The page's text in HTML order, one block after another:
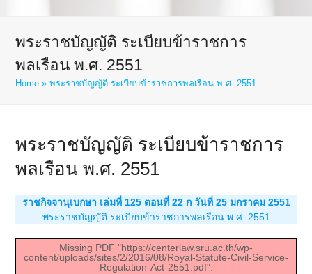
พระราชบัญญัติ ระเบียบข้าราชการ
พลเรือน พ.ศ. 2551
Home »พระราชบัญญัติ ระเบียบข้าราชการพลเรือน พ.ศ. 2551
พระราชบัญญัติ ระเบียบข้าราชการ
พลเรือน พ.ศ. 2551
ราชกิจจานุเบกษา เล่มที่ 125 ตอนที่ 22 ก วันที่ 25 มกราคม 2551
พระราชบัญญัติ ระเบียบข้าราชการพลเรือน พ.ศ. 2551
Missing PDF "https://centerlaw.sru.ac.th/wp-
content/uploads/sites/2/2016/08/Royal-Statute-Civil-Service-
Regulation-Act-2551.pdf".